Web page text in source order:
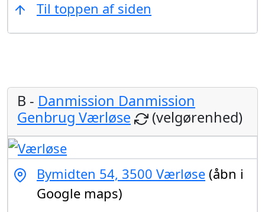
Til toppen af siden
B - Danmission Danmission
Genbrug Værløse
(velgørenhed)
Bymidten 54, 3500 Værløse (åbn i
Google maps)